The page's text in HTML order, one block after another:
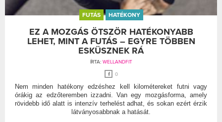
FUTÁS HATÉKONY
EZ A MOZGÁS ÖTSZÖR HATÉKONYABB
LEHET, MINT A FUTÁS – EGYRE TÖBBEN
ESKÜSZNEK RÁ
ÍRTA: WELLANDFIT
0
Nem minden hatékony edzéshez kell kilométereket futni vagy
órákig az edzőteremben izzadni. Van egy mozgásforma, amely
rövidebb idő alatt is intenzív terhelést adhat, és sokan ezért érzik
látványosabbnak a hatását.